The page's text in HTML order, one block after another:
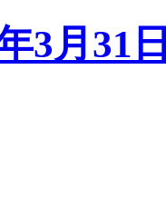
3月31